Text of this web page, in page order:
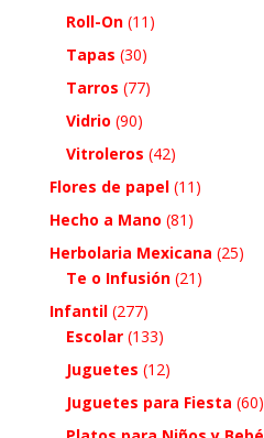
Roll-On (11)
Tapas (30)
Tarros (77)
Vidrio (90)
Vitroleros (42)
Flores de papel (11)
Hecho a Mano (81)
Herbolaria Mexicana (25)
Te o Infusión (21)
Infantil (277)
Escolar (133)
Juguetes (12)
Juguetes para Fiesta (60)